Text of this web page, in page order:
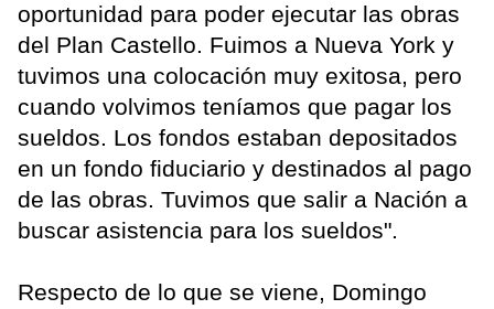
oportunidad para poder ejecutar las obras
del Plan Castello. Fuimos a Nueva York y
tuvimos una colocación muy exitosa, pero
cuando volvimos teníamos que pagar los
sueldos. Los fondos estaban depositados
en un fondo fiduciario y destinados al pago
de las obras. Tuvimos que salir a Nación a
buscar asistencia para los sueldos".
Respecto de lo que se viene, Domingo